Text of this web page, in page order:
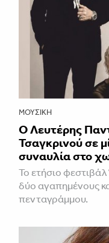
ΜΟΥΣΙΚΉ
Ο Λευτέρης
Τσαγκρινού σε
συναυλία στο
Το ετήσιο
δύο αγαπημένους
πενταγράμμου.